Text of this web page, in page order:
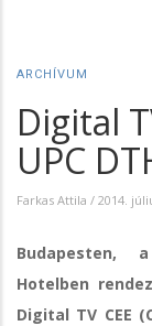
ARCHÍVUM
Digital
UPC
Farkas Attila / 2014.
Budapesten,
Hotelben
Digital TV CEE